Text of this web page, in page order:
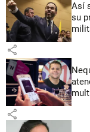
Así
su
share
share